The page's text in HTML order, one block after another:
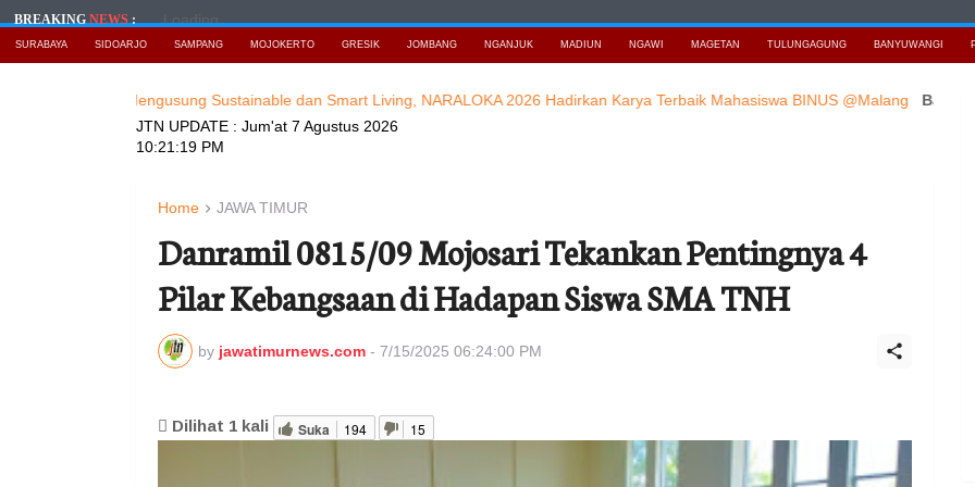
BREAKINGNEWS: Loading...
SURABAYA SIDOARJO SAMPANG MOJOKERTO GRESIK JOMBANG NGANJUK MADIUN NGAWI MAGETAN TULUNGAGUNG BANYUWANGI
Mengusung Sustainable dan Smart Living, NARALOKA 2026 Hadirkan Karya Terbaik Mahasiswa BINUS @Malang Baca Berita
JTN UPDATE : Jum'at 7 Agustus 2026
10:21:21 PM
Home JAWA TIMUR
Danramil 0815/09 Mojosari Tekankan Pentingnya 4
Pilar Kebangsaan di Hadapan Siswa SMA TNH
by jawatimurnews.com - 7/15/2025 06:24:00 PM
Dilihat 1 kali Suka 194 15